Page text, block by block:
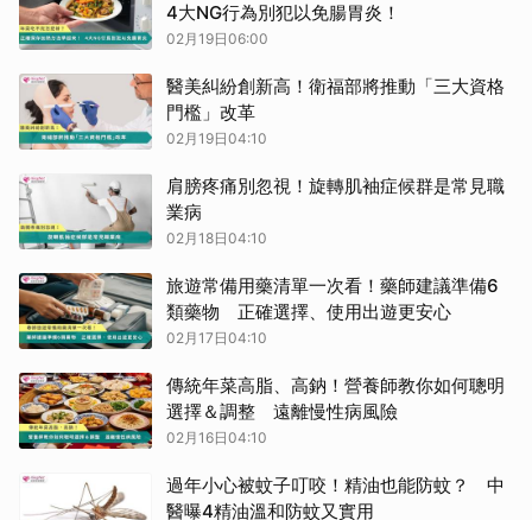
4大NG行為別犯以免腸胃炎！
02月19日06:00
醫美糾紛創新高！衛福部將推動「三大資格
門檻」改革
02月19日04:10
肩膀疼痛別忽視！旋轉肌袖症候群是常見職
業病
02月18日04:10
旅遊常備用藥清單一次看！藥師建議準備6
類藥物 正確選擇、使用出遊更安心
02月17日04:10
傳統年菜高脂、高鈉！營養師教你如何聰明
選擇＆調整 遠離慢性病風險
02月16日04:10
過年小心被蚊子叮咬！精油也能防蚊？ 中
醫曝4精油溫和防蚊又實用